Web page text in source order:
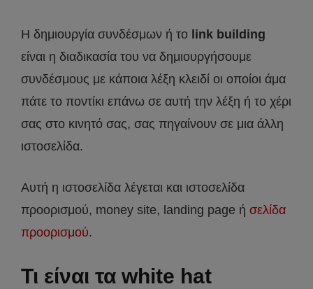
Η δημιουργία συνδέσμων ή το link building
είναι η διαδικασία του να δημιουργήσουμε
συνδέσμους με κάποια λέξη κλειδί οι οποίοι άμα
πάτε το ποντίκι επάνω σε αυτή την λέξη ή το χέρι
σας στο κινητό σας, σας πηγαίνουν σε μια άλλη
ιστοσελίδα.
Αυτή η ιστοσελίδα λέγεται και ιστοσελίδα
προορισμού, money site, landing page ή σελίδα
προορισμού.
Τι είναι τα white hat